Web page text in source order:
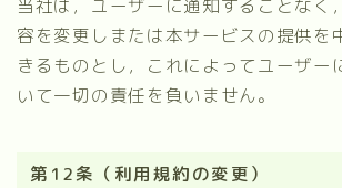
当社は，ユーザーに通知することなく
容を変更しまたは本サービスの提供を
きるものとし，これによってユーザー
いて一切の責任を負いません。
第12条（利用規約の変更）